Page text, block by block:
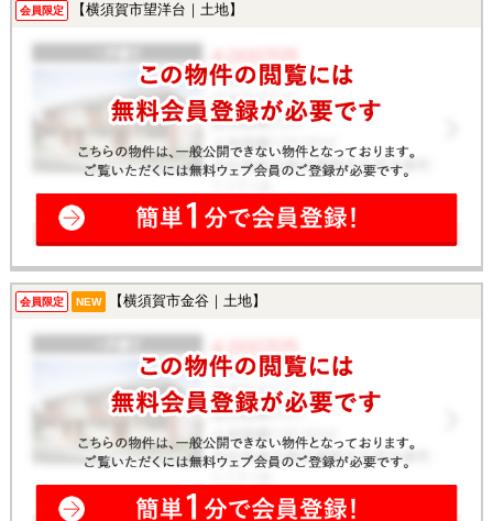
会員限定 【横須賀市望洋台｜土地】
会員限定 NEW 【横須賀市金谷｜土地】